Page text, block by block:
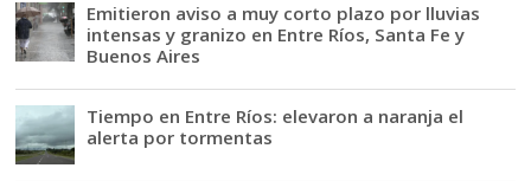
Emitieron aviso a muy corto plazo por lluvias
intensas y granizo en Entre Ríos, Santa Fe y
Buenos Aires
Tiempo en Entre Ríos: elevaron a naranja el
alerta por tormentas